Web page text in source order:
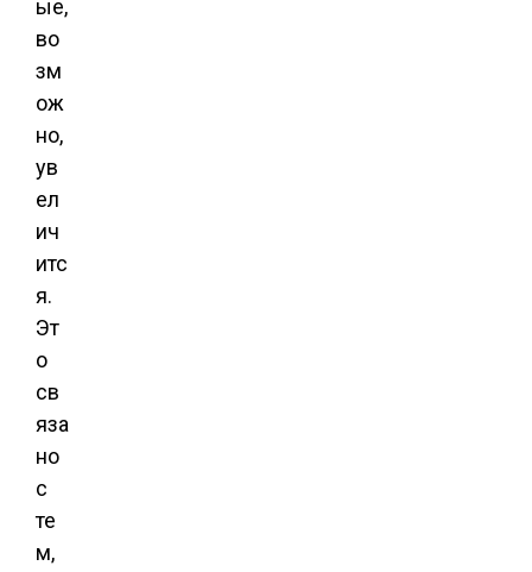
ые,
во
зм
ож
но,
ув
ел
ич
итс
я.
Эт
о
св
яза
но
с
те
м,